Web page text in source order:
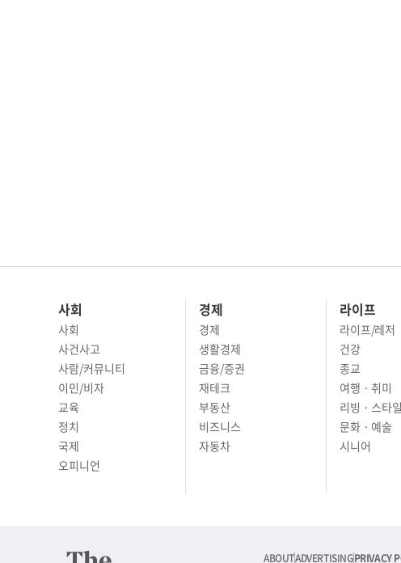
사회
사회
사건사고
사람/커뮤니티
이민/비자
교육
정치
국제
오피니언
경제
경제
생활경제
금융/증권
재테크
부동산
비즈니스
자동차
라이프
라이프/레저
건강
종교
여행 · 취미
리빙 · 스타일
문화 · 예술
시니어
ABOUTADVERTISINGPRIVACY